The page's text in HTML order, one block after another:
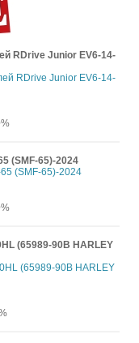
RDrive Junior EV6-14-
(SMF-65)-2024
(65989-90B HARLEY